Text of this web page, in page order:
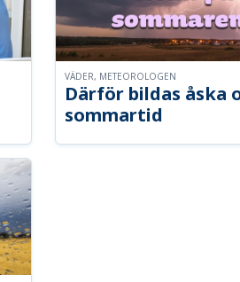
Därför bildas åska
sommartid
VÄDER, METEOROLOGEN